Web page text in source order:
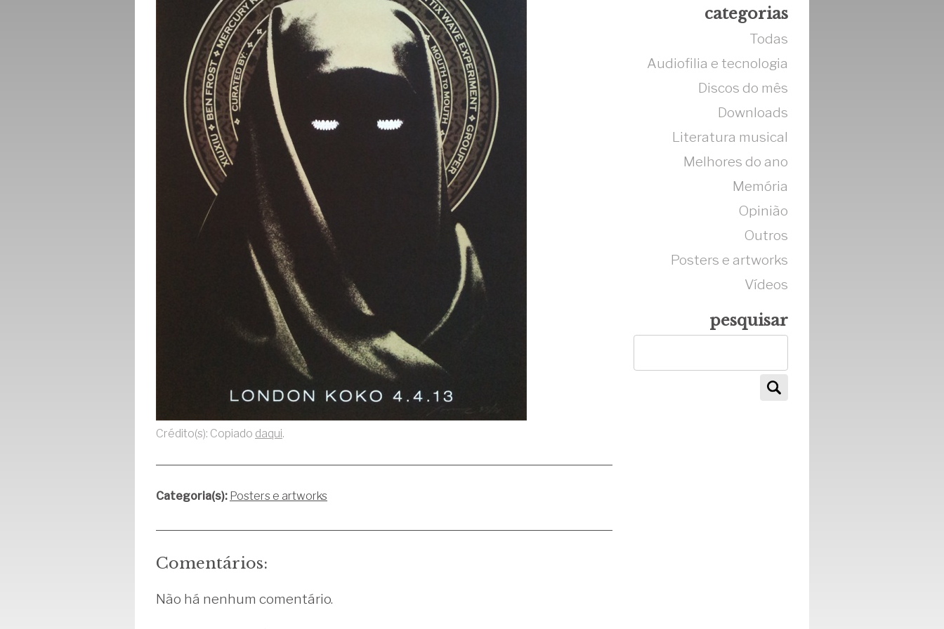
Crédito(s): Copiado daqui.
Categoria(s): Posters e artworks
Comentários:
Não há nenhum comentário.
categorias
Todas
Audiofilia e tecnologia
Discos do mês
Downloads
Literatura musical
Melhores do ano
Memória
Opinião
Outros
Posters e artworks
Vídeos
pesquisar